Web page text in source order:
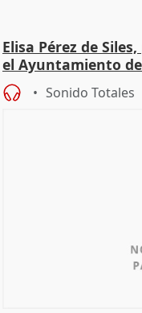
Elisa Pérez de
el Ayuntamiento
Sonido Totales